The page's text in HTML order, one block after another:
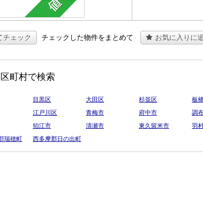
チェック チェックした物件をまとめて お気に入りに
町村で検索
目黒区 大田区 杉並区 板
江戸川区
青梅市 府中市 調
狛江市
清瀬市 東久留米市 羽
瑞穂町
西多摩郡日の出町